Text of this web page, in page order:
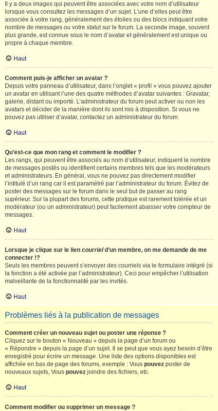
Il y a deux images qui peuvent être associées avec votre nom d’utilisateur
lorsque vous consultez les messages d’un sujet. L’une d’elles peut être
associée à votre rang, généralement des étoiles ou des blocs indiquant votre
nombre de messages ou votre statut sur le forum. La seconde image, souvent
plus grande, est connue sous le nom d’avatar et généralement est unique ou
propre à chaque membre.
Haut
Comment puis-je afficher un avatar ?
Depuis votre panneau d’utilisateur, dans l’onglet « profil » vous pouvez ajouter
un avatar en utilisant l’une des quatre méthodes d’avatar suivantes : Gravatar,
galerie, distant ou importé. L’administrateur du forum peut activer ou non les
avatars et décider de la manière dont ils sont mis à disposition. Si vous ne
pouvez pas utiliser d’avatar, contactez un administrateur du forum.
Haut
Qu’est-ce que mon rang et comment le modifier ?
Les rangs, qui peuvent être associés au nom d’utilisateur, indiquent le nombre
de messages postés ou identifient certains membres tels que les modérateurs
et administrateurs. En général, vous ne pouvez pas directement modifier
l’intitulé d’un rang car il est paramétré par l’administrateur du forum. Évitez de
poster des messages sur le forum dans le seul but de passer au rang
supérieur. Sur la plupart des forums, cette pratique est rarement tolérée et un
modérateur (ou un administrateur) peut facilement abaisser votre compteur de
messages.
Haut
Lorsque je clique sur le lien courrield’un membre, on me demande de me
connecter !?
Seuls les membres peuvent s’envoyer des courriels via le formulaire intégré (si
la fonction a été activée par l’administrateur). Ceci pour empêcher l’utilisation
malveillante de la fonctionnalité par les invités.
Haut
Problèmes liés à la publication de messages
Comment créer un nouveau sujet ou poster une réponse ?
Cliquez sur le bouton « Nouveau » depuis la page d’un forum ou
« Répondre » depuis la page d’un sujet. Il se peut que vous ayez besoin d’être
enregistré pour écrire un message. Une liste des options disponibles est
affichée en bas de page des forums, exemple : Vous pouvez poster de
nouveaux sujets, Vous pouvez joindre des fichiers, etc.
Haut
Comment modifier ou supprimer un message ?